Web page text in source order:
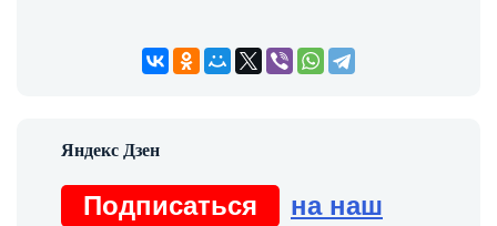
Подписаться
на наш